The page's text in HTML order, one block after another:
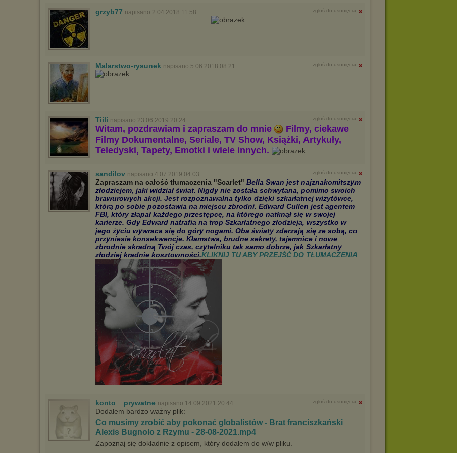
grzyb77 napisano 2.04.2018 11:58 zgłoś do usunięcia
Malarstwo-rysunek napisano 5.06.2018 08:21 zgłoś do usunięcia
Tiili napisano 23.06.2019 20:24 zgłoś do usunięcia
Witam, pozdrawiam i zapraszam do mnie
Filmy, ciekawe
Filmy Dokumentalne, Seriale, TV Show, Książki, Artykuły,
Teledyski, Tapety, Emotki i wiele innych.
sandilov napisano 4.07.2019 04:03 zgłoś do usunięcia
Zapraszam na całość tłumaczenia "Scarlet" Bella Swan jest najznakomitszym
złodziejem, jaki widział świat. Nigdy nie została schwytana, pomimo swoich
brawurowych akcji. Jest rozpoznawalna tylko dzięki szkarłatnej wizytówce,
którą po sobie pozostawia na miejscu zbrodni. Edward Cullen jest agentem
FBI, który złapał każdego przestępcę, na którego natknął się w swojej
karierze. Gdy Edward natrafia na trop Szkarłatnego złodzieja, wszystko w
jego życiu wywraca się do góry nogami. Oba światy zderzają się ze sobą, co
przyniesie konsekwencje. Kłamstwa, brudne sekrety, tajemnice i nowe
zbrodnie skradną Twój czas, czytelniku tak samo dobrze, jak Szkarłatny
złodziej kradnie kosztowności.KLIKNIJ TU ABY PRZEJŚĆ DO TŁUMACZENIA
konto__prywatne napisano 14.09.2021 20:44 zgłoś do usunięcia
Dodałem bardzo ważny plik:
Co musimy zrobić aby pokonać globalistów - Brat franciszkański
Alexis Bugnolo z Rzymu - 28-08-2021.mp4
Zapoznaj się dokładnie z opisem, który dodałem do w/w pliku.